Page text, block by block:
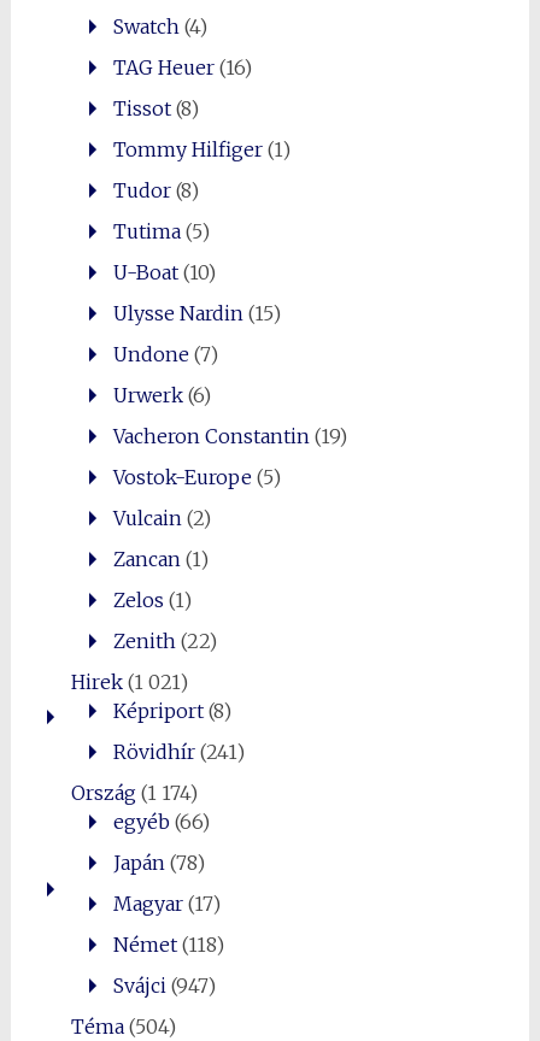
Swatch(4)
TAG Heuer(16)
Tissot(8)
Tommy Hilfiger(1)
Tudor(8)
Tutima(5)
U-Boat(10)
Ulysse Nardin(15)
Undone(7)
Urwerk(6)
Vacheron Constantin(19)
Vostok-Europe(5)
Vulcain(2)
Zancan(1)
Zelos (1)
Zenith(22)
Hirek(1 021)
Képriport(8)
Rövidhír(241)
Ország(1 174)
egyéb(66)
Japán(78)
Magyar(17)
Német(118)
Svájci(947)
Téma(504)